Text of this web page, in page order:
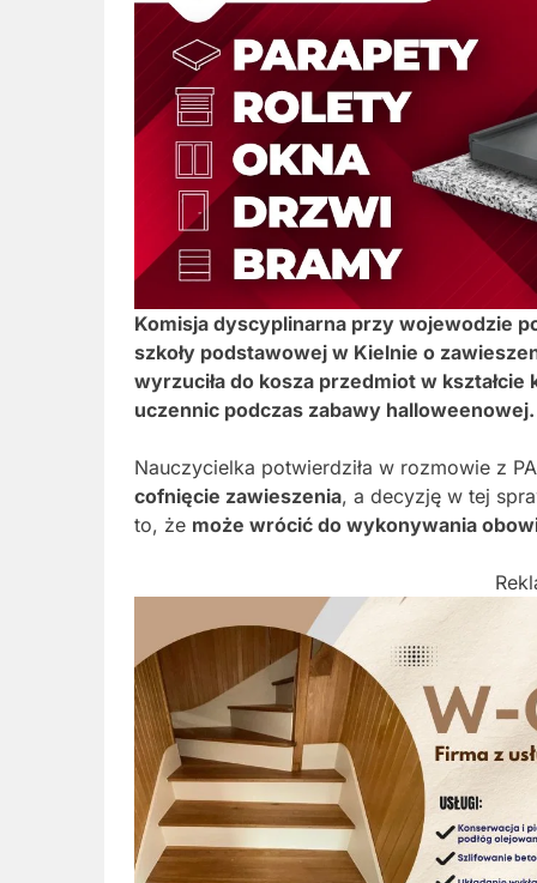
Komisja dyscyplinarna przy wojewodzie
szkoły podstawowej w Kielnie o
wyrzuciła do kosza przedmiot w
uczennic podczas zabawy halloweenowej.
Nauczycielka potwierdziła w rozmowie z
cofnięcie zawieszenia, a decyzję w tej
to, że może wrócić do wykonywania